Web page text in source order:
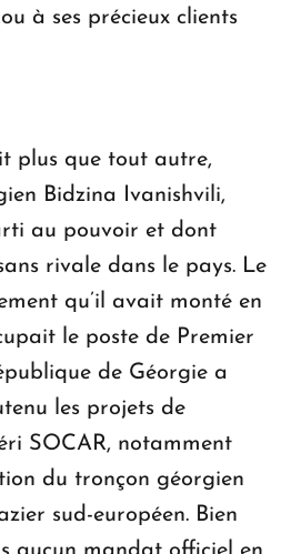
à ses précieux clients
plus que tout autre,
Bidzina Ivanishvili,
au pouvoir et dont
rivale dans le pays. Le
qu’il avait monté en
le poste de Premier
de Géorgie a
les projets de
SOCAR, notamment
du tronçon géorgien
sud-européen. Bien